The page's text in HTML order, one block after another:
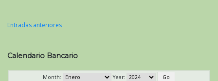
de
entradas
Entradas anteriores
Calendario Bancario
Month:
Year: